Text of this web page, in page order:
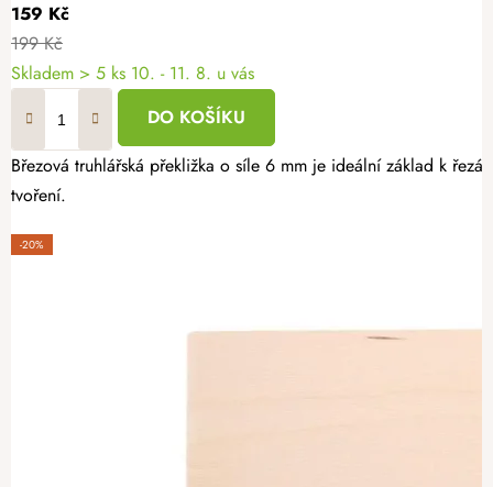
159 Kč
199 Kč
Skladem > 5 ks 10. - 11. 8. u vás
DO KOŠÍKU
Březová truhlářská překližka o síle 6 mm je ideální základ k
tvoření.
-20%